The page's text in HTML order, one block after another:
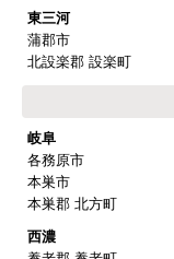
東三河
蒲郡市
北設楽郡 設楽町
岐阜
各務原市
本巣市
本巣郡 北方町
西濃